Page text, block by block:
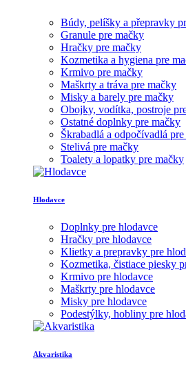
Búdy, pelíšky a přepravky
Granule pre mačky
Hračky pre mačky
Kozmetika a hygiena pre
Krmivo pre mačky
Maškrty a tráva pre mačky
Misky a barely pre mačky
Obojky, vodítka, postroje
Ostatné doplnky pre mačky
Škrabadlá a odpočívadlá
Stelivá pre mačky
Toalety a lopatky pre mačky
Hlodavce
Doplnky pre hlodavce
Hračky pre hlodavce
Klietky a prepravky pre
Kozmetika, čistiace piesky
Krmivo pre hlodavce
Maškrty pre hlodavce
Misky pre hlodavce
Podestýlky, hobliny pre
Akvaristika